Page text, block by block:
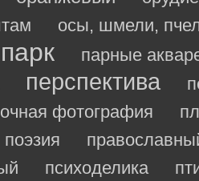
осы, шмели,
парк парные
перспектива
фотография
поэзия
психоделика